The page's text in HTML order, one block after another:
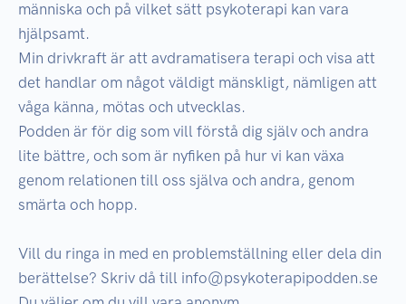
människa och på vilket sätt psykoterapi kan vara
hjälpsamt.
Min drivkraft är att avdramatisera terapi och visa att
det handlar om något väldigt mänskligt, nämligen att
våga känna, mötas och utvecklas.
Podden är för dig som vill förstå dig själv och andra
lite bättre, och som är nyfiken på hur vi kan växa
genom relationen till oss själva och andra, genom
smärta och hopp.
Vill du ringa in med en problemställning eller dela din
berättelse? Skriv då till info@psykoterapipodden.se